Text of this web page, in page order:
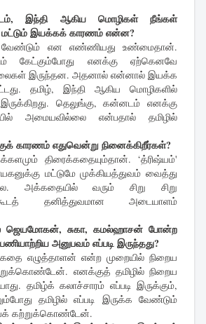
இந்தி ஆகிய மொழிகள் நீங்கள்
மட்டும் இயக்கக் காரணம் என்ன?
வேண்டும் என எண்ணியது உண்மைதான்.
கேட்கும்போது எனக்கு ஏற்கெனவே
இருந்தன. அதனால் என்னால் இயக்க
தமிழ், இந்தி ஆகிய மொழிகளில்
தெலுங்கு, கன்னடம் எனக்கு
அமையவில்லை என்பதால் தமிழில்
காரணம் எதுவென்று நினைக்கிறீர்கள்?
திரைக்கதையும்தான். ‘த்ரிஷ்யம்'
மட்டுமே முக்கியத்துவம் வைத்து
அக்கதையில் வரும் சிறு சிறு
தனித்துவமான அடையாளம்
ஜெயமோகன், சுகா, கமல்ஹாசன் போன்ற
அனுபவம் எப்படி இருந்தது?
எழுத்தாளன் என்ற முறையில் நிறைய
எனக்குத் தமிழில் நிறைய
தமிழ்க் கலாச்சாரம் எப்படி இருக்கும்,
தமிழில் எப்படி இருக்க வேண்டும்
கற்றுக்கொண்டேன்.